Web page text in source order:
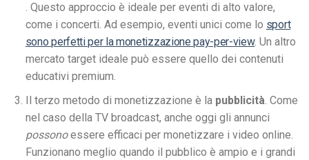
. Questo approccio è ideale per eventi di alto valore,
come i concerti. Ad esempio, eventi unici come lo sport
sono perfetti per la monetizzazione pay-per-view. Un altro
mercato target ideale può essere quello dei contenuti
educativi premium.
Il terzo metodo di monetizzazione è la pubblicità. Come
nel caso della TV broadcast, anche oggi gli annunci
possonoessere efficaci per monetizzare i video online.
Funzionano meglio quando il pubblico è ampio e i grandi